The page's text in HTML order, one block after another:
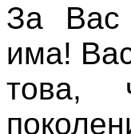
За Вас
има!
това,